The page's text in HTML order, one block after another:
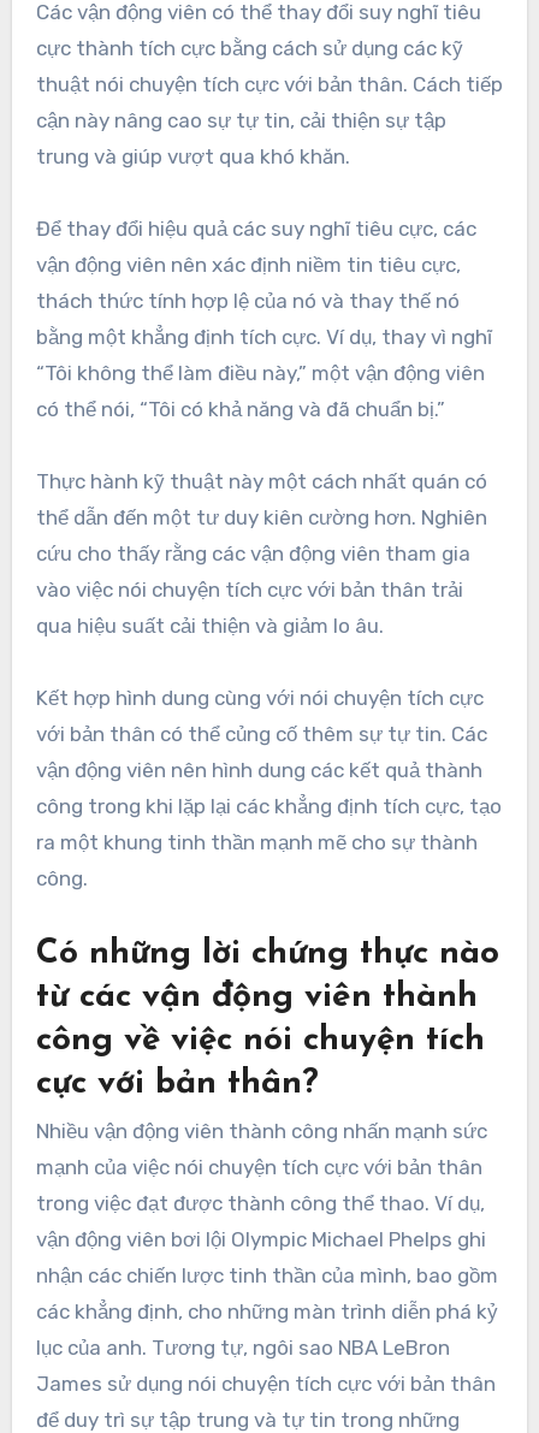
Các vận động viên có thể thay đổi suy nghĩ tiêu
cực thành tích cực bằng cách sử dụng các kỹ
thuật nói chuyện tích cực với bản thân. Cách tiếp
cận này nâng cao sự tự tin, cải thiện sự tập
trung và giúp vượt qua khó khăn.
Để thay đổi hiệu quả các suy nghĩ tiêu cực, các
vận động viên nên xác định niềm tin tiêu cực,
thách thức tính hợp lệ của nó và thay thế nó
bằng một khẳng định tích cực. Ví dụ, thay vì nghĩ
“Tôi không thể làm điều này,” một vận động viên
có thể nói, “Tôi có khả năng và đã chuẩn bị.”
Thực hành kỹ thuật này một cách nhất quán có
thể dẫn đến một tư duy kiên cường hơn. Nghiên
cứu cho thấy rằng các vận động viên tham gia
vào việc nói chuyện tích cực với bản thân trải
qua hiệu suất cải thiện và giảm lo âu.
Kết hợp hình dung cùng với nói chuyện tích cực
với bản thân có thể củng cố thêm sự tự tin. Các
vận động viên nên hình dung các kết quả thành
công trong khi lặp lại các khẳng định tích cực, tạo
ra một khung tinh thần mạnh mẽ cho sự thành
công.
Có những lời chứng thực nào
từ các vận động viên thành
công về việc nói chuyện tích
cực với bản thân?
Nhiều vận động viên thành công nhấn mạnh sức
mạnh của việc nói chuyện tích cực với bản thân
trong việc đạt được thành công thể thao. Ví dụ,
vận động viên bơi lội Olympic Michael Phelps ghi
nhận các chiến lược tinh thần của mình, bao gồm
các khẳng định, cho những màn trình diễn phá kỷ
lục của anh. Tương tự, ngôi sao NBA LeBron
James sử dụng nói chuyện tích cực với bản thân
để duy trì sự tập trung và tự tin trong những